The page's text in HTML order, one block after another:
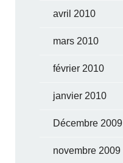
avril 2010
mars 2010
février 2010
janvier 2010
Décembre 2009
novembre 2009